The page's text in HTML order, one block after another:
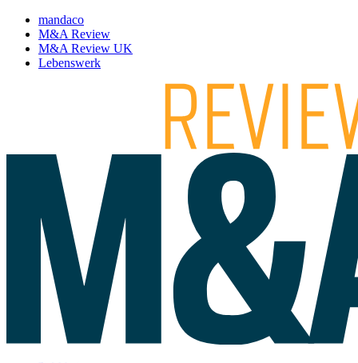
mandaco
M&A Review
M&A Review UK
Lebenswerk